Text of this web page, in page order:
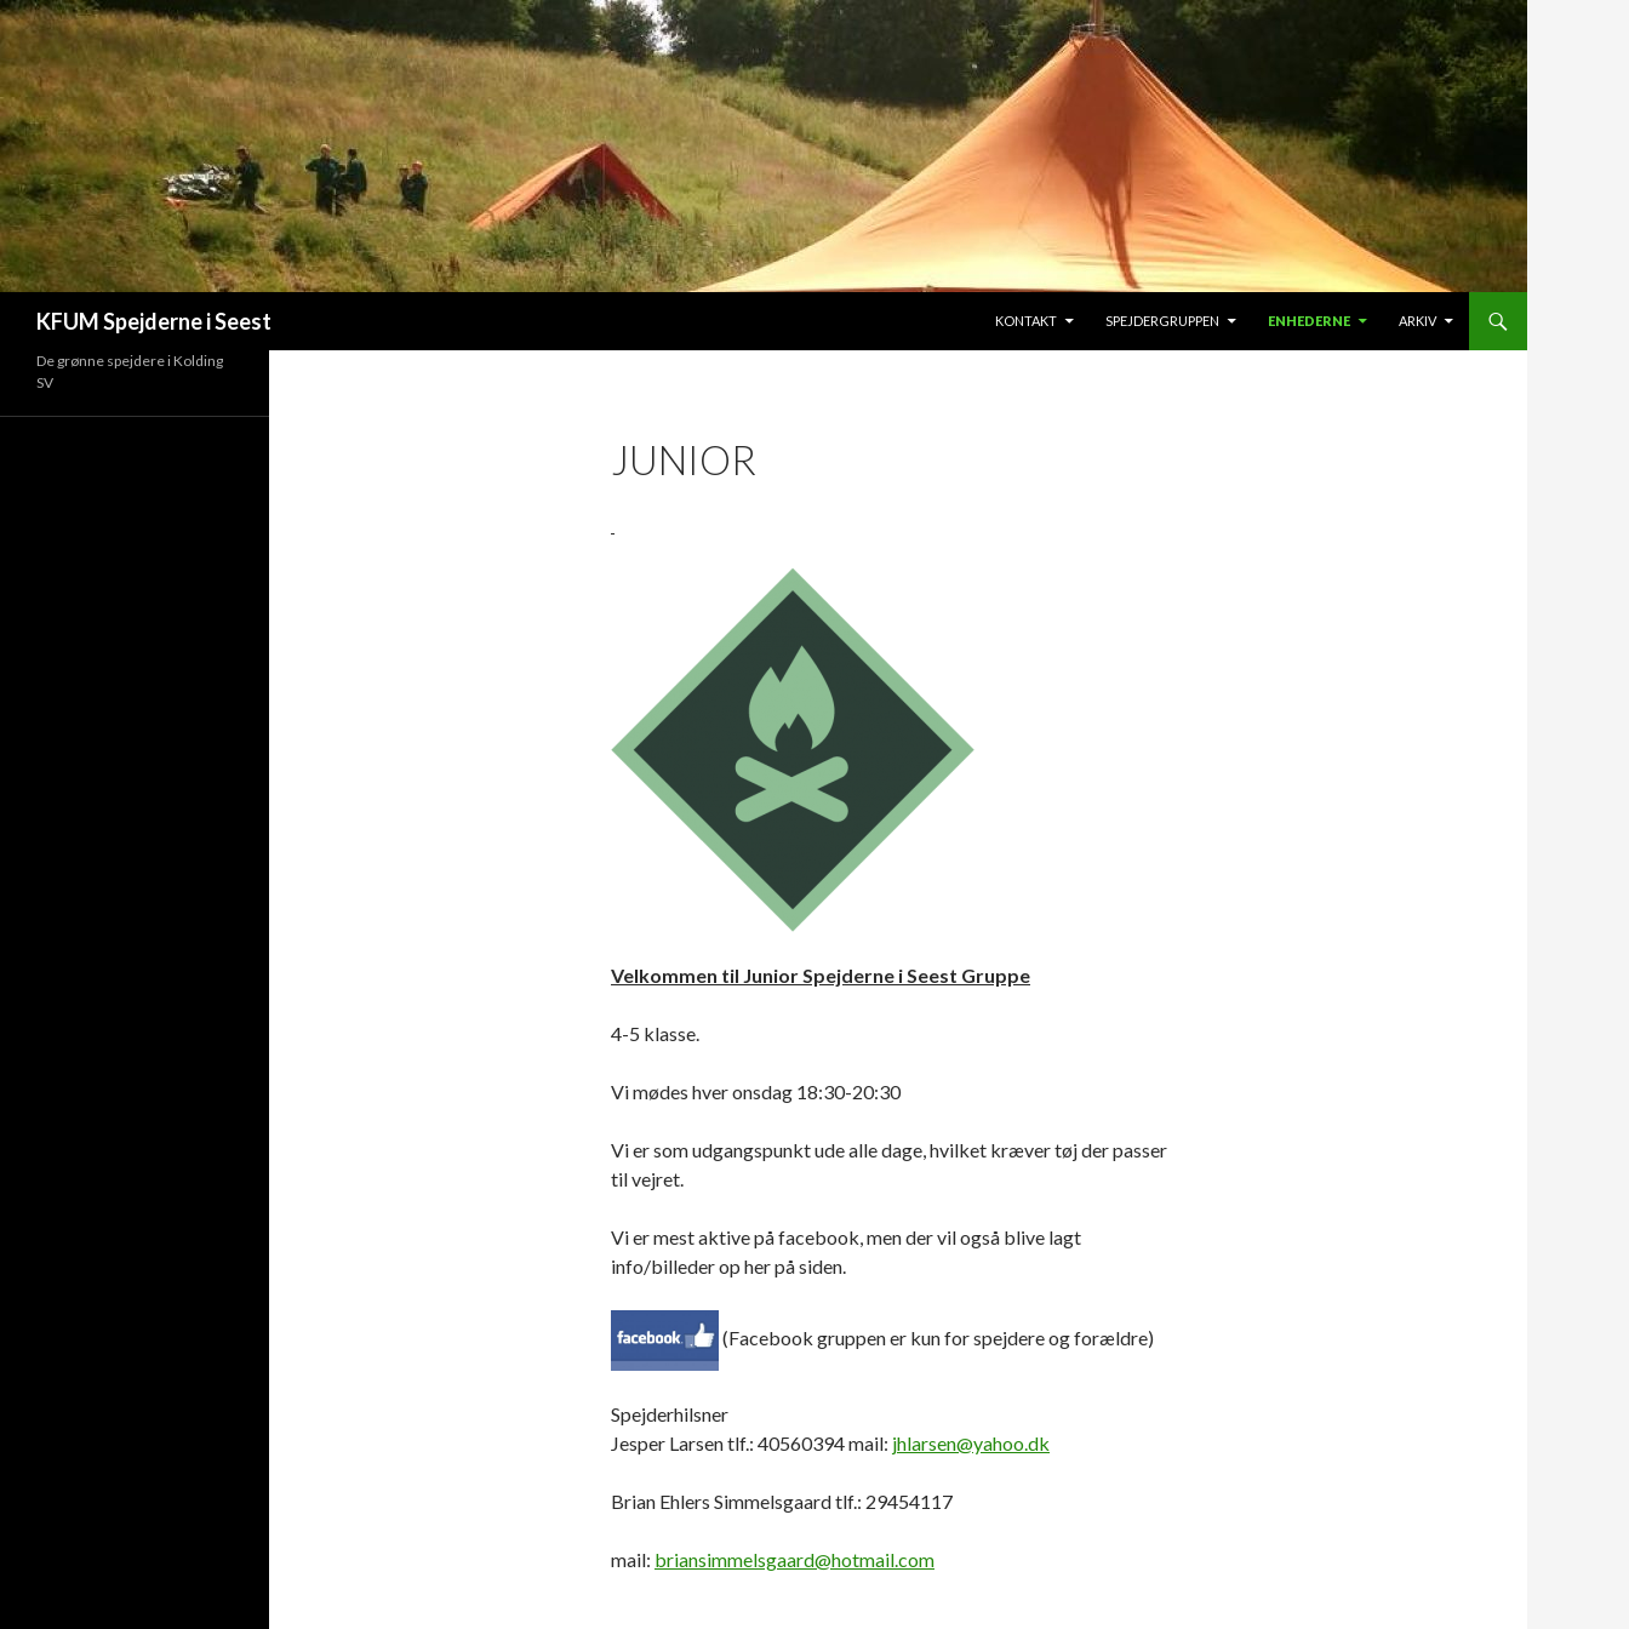
KFUM Spejderne i Seest
KONTAKT
SPEJDERGRUPPEN ENHEDERNE ARKIV
JUNIOR
Velkommen til Junior Spejderne i Seest Gruppe
4-5 klasse.
Vi mødes hver onsdag 18:30-20:30
Vi er som udgangspunkt ude alle dage, hvilket kræver tøj der passer
til vejret.
Vi er mest aktive på facebook, men der vil også blive lagt
info/billeder op her på siden.
(Facebook gruppen er kun for spejdere og forældre)
Spejderhilsner
Jesper Larsen tlf.: 40560394 mail: jhlarsen@yahoo.dk
Brian Ehlers Simmelsgaard tlf.: 29454117
mail: briansimmelsgaard@hotmail.com
De grønne spejdere i Kolding
SV